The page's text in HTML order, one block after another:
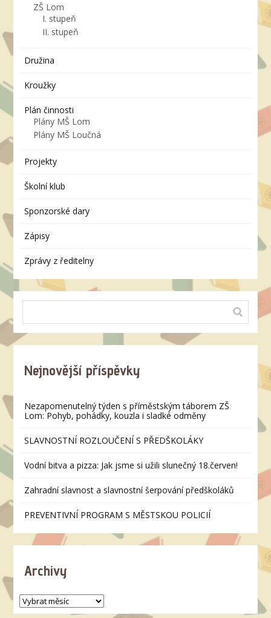
ZŠ Lom
I. stupeň
II. stupeň
Družina
Kroužky
Plán činnosti
Plány MŠ Lom
Plány MŠ Loučná
Projekty
Školní klub
Sponzorské dary
Zápisy
Zprávy z ředitelny
Nejnovější příspěvky
Nezapomenutelný týden s příměstským táborem ZŠ
Lom: Pohyb, pohádky, kouzla i sladké odměny
SLAVNOSTNÍ ROZLOUČENÍ S PŘEDŠKOLÁKY
Vodní bitva a pizza: Jak jsme si užili slunečný 18.červen!
Zahradní slavnost a slavnostní šerpování předškoláků
PREVENTIVNÍ PROGRAM S MĚSTSKOU POLICIÍ
Archivy